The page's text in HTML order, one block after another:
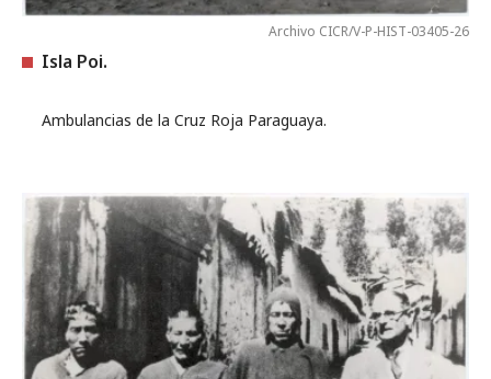
Archivo CICR/V-P-HIST-03405-26
Isla Poi.
Ambulancias de la Cruz Roja Paraguaya.